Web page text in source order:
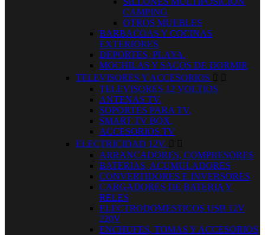
CAMPING
OTROS MUEBLES
BARBACOAS Y COCINAS
EXTERIORES
DEPORTES, PLAYA.
MOCHILAS Y SACOS DE DORMIR
TELEVISORES Y ACCESORIOS  
TELEVISORES 12 VOLTIOS
ANTENAS TV.
SOPORTES PARA TV.
SMART TV BOX.
ACCESORIOS TV
ELECTRICIDAD 12V.  
ARRANCADORES, COMPRESORES
BATERIAS, ACUMULADORES
CONVERTIDORES E INVERSORES
CARGADORES DE BATERIA Y
RELES
ELECTRODOMESTICOS USB 12V
220V
ENCHUFES, TOMAS Y ACCESORIOS